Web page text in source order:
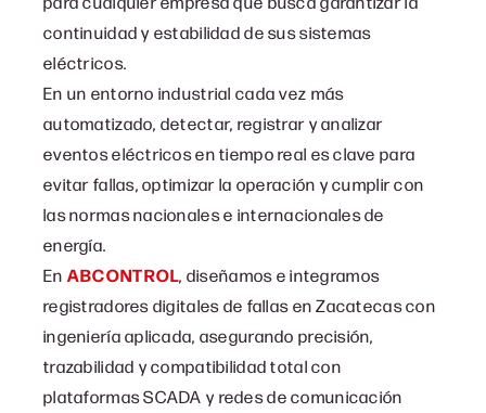
continuidad y estabilidad de sus sistemas
eléctricos.
En un entorno industrial cada vez más
automatizado, detectar, registrar y analizar
eventos eléctricos en tiempo real es clave para
evitar fallas, optimizar la operación y cumplir con
las normas nacionales e internacionales de
energía.
En ABCONTROL, diseñamos e integramos
registradores digitales de fallas en Zacatecas con
ingeniería aplicada, asegurando precisión,
trazabilidad y compatibilidad total con
plataformas SCADA y redes de comunicación